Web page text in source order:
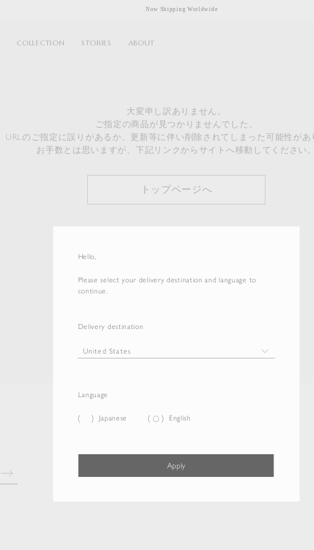
Hello,
Please select your delivery destination and language to
continue.
Delivery destination
Language
Japanese English
Apply
Now Shipping Worldwide
COLLECTION STORIES ABOUT
大変申し訳ありません。
ご指定の商品が見つかりませんでした。
URLのご指定に誤りがあるか、更新等に伴い削除されてしまった可能性があ
お手数とは思いますが、下記リンクからサイトへ移動してください。
トップページへ